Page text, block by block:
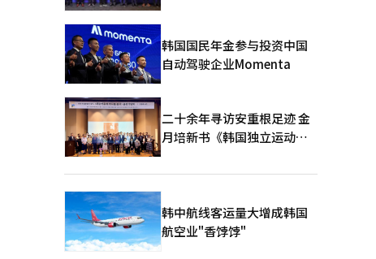
韩国国民年金参与投资中国
自动驾驶企业Momenta
二十余年寻访安重根足迹 金
月培新书《韩国独立运动圣
版
韩中航线客运量大增成韩国
航空业"香饽饽"